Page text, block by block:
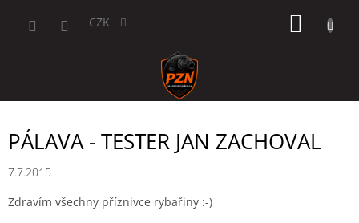
CZK
PÁLAVA - TESTER JAN ZACHOVAL
7.7.2015
Zdravím všechny příznivce rybařiny :-)